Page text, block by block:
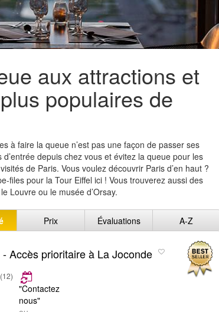
aux attractions et
populaires de
à faire la queue n’est pas une façon de passer ses
depuis chez vous et évitez la queue pour les
de Paris. Vous voulez découvrir Paris d’en haut ?
files pour la Tour Eiffel ici ! Vous trouverez aussi des
Louvre ou le musée d’Orsay.
Prix Évaluations A-Z
Accès prioritaire à La Joconde
(12)
"Contactez
nous"